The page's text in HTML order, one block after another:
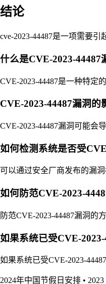
结论
cve-2023-44487是一项需要
什么是CVE-2023-44487
CVE-2023-44487是一种特定
CVE-2023-44487漏洞的
CVE-2023-44487漏洞可能会
如何检测系统是否受
可以通过安全厂商发布的漏
如何防范CVE-2023-
防范CVE-2023-44487漏洞的
如果系统已受CVE-
如果系统已受CVE-2023-
2024年中国节假日安排 •